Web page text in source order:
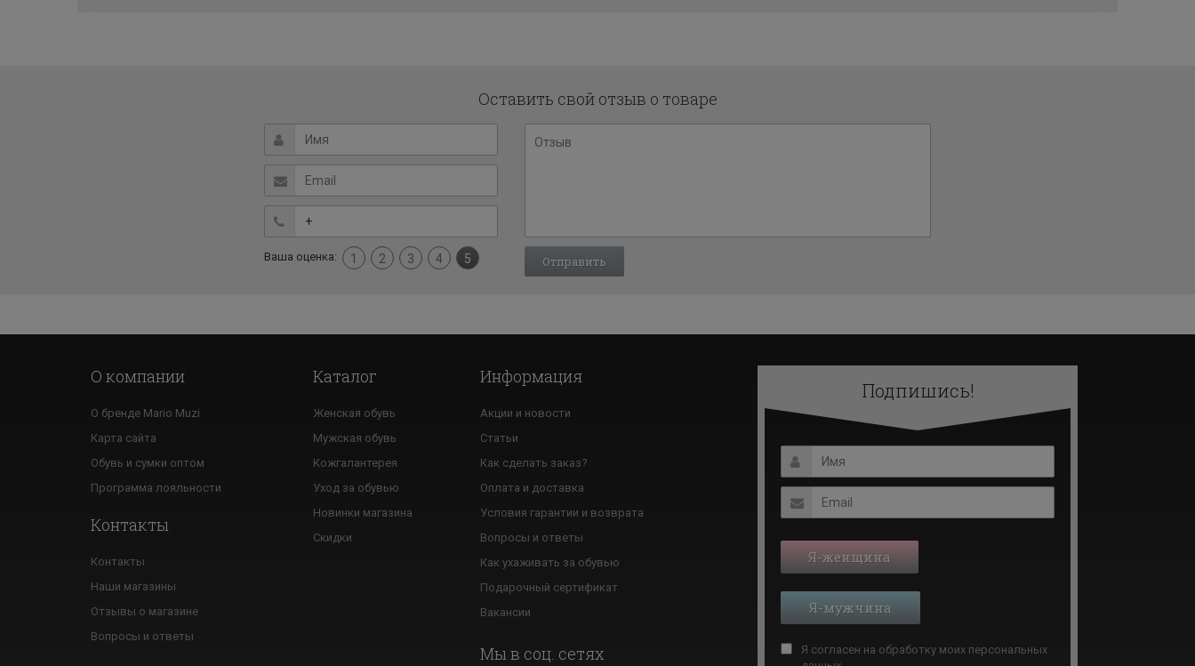
Оставить свой отзыв о товаре
Ваша оценка: 1 2 3 4 5
О компании
О бренде Mario Muzi
Карта сайта
Обувь и сумки оптом
Программа лояльности
Контакты
Контакты
Наши магазины
Отзывы о магазине
Вопросы и ответы
Каталог
Женская обувь
Мужская обувь
Кожгалантерея
Уход за обувью
Новинки магазина
Скидки
Информация
Акции и новости
Статьи
Как сделать заказ?
Оплата и доставка
Условия гарантии и возврата
Вопросы и ответы
Как ухаживать за обувью
Подарочный сертификат
Вакансии
Мы в соц. сетях
Подпишись!
Я-женщина
Я-мужчина
Я согласен на обработку моих персональных